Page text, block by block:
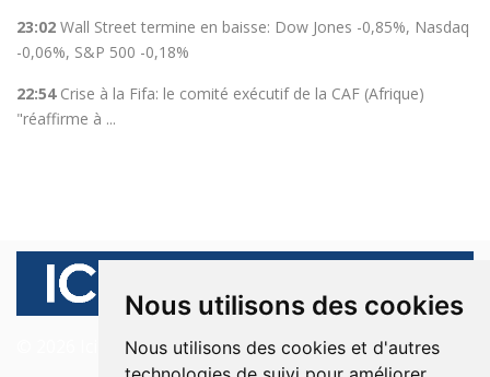
Nous utilisons des cookies
Nous utilisons des cookies et d'autres
23:02 Wall Street termine en baisse: Dow Jones -0,85%, Nasdaq
-0,06%, S&P 500 -0,18%
22:54 Crise à la Fifa: le comité exécutif de la CAF (Afrique)
"réaffirme à ...
© 2026 Ici Beyrouth. Tous les droits sont réservés.